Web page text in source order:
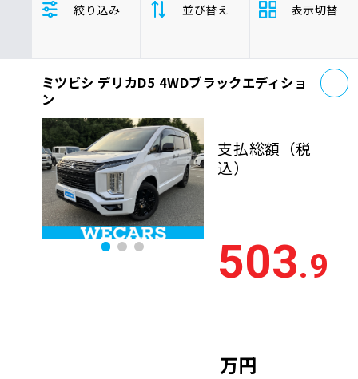
品質管理とサポート体制
お問い合わせ
企業情報 採用情報
0120-733-500
年式(上限)
絞り込み 並び替え
支払総
安い順 高
年式 新しい順
走行距
離
少ない順
排気量 大きい順
表示切替
ミツビシ デリカD5 4WDブラックエディショ
ン
支払総額 （税
込）
503.9
万円